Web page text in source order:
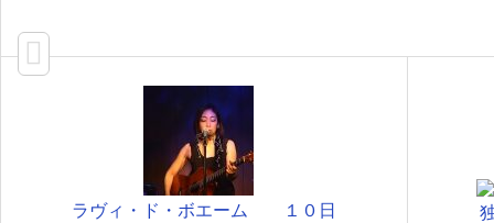
ラヴィ・ド・ボエーム １０日